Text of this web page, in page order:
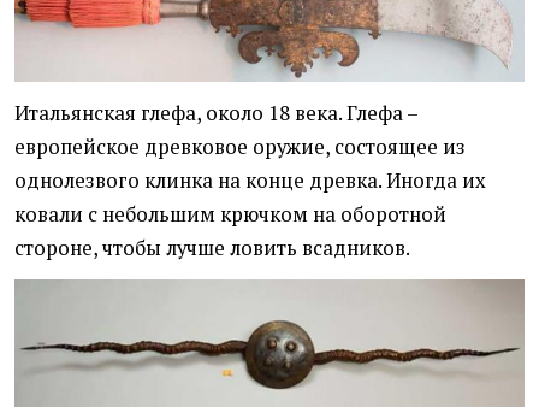
Итальянская глефа, около 18 века. Глефа –
европейское древковое оружие, состоящее из
однолезвого клинка на конце древка. Иногда их
ковали с небольшим крючком на оборотной
стороне, чтобы лучше ловить всадников.